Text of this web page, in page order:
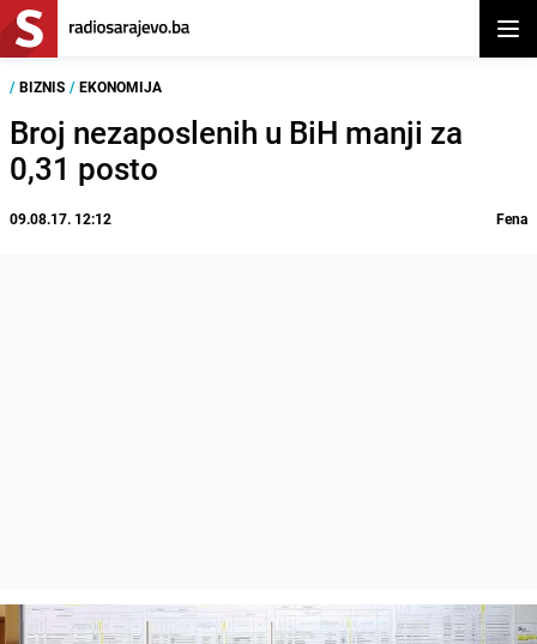
/ BIZNIS / EKONOMIJA
Broj nezaposlenih u BiH manji za
0,31 posto
09.08.17. 12:12 Fena